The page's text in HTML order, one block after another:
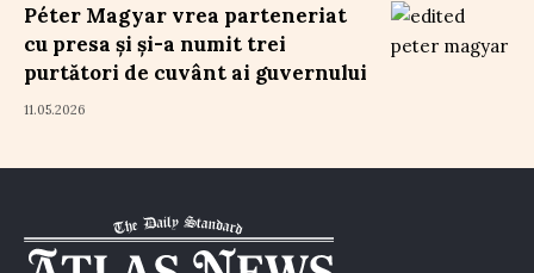
Péter Magyar vrea parteneriat
cu presa și și-a numit trei
purtători de cuvânt ai guvernului
11.05.2026